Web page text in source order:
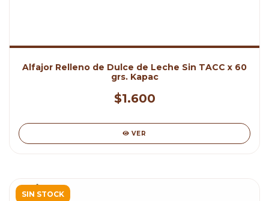
Alfajor Relleno de Dulce de Leche Sin TACC x 60
grs. Kapac
$1.600
VER
SIN STOCK